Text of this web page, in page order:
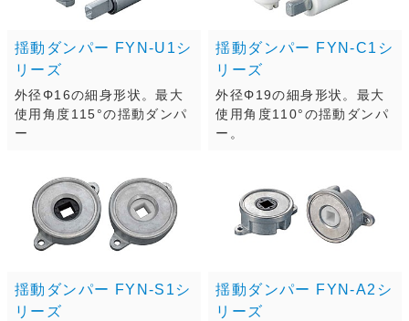
揺動ダンパー FYN-U1シ
リーズ
外径Φ16の細身形状。最大
使用角度115°の揺動ダンパ
ー
揺動ダンパー FYN-C1シ
リーズ
外径Φ19の細身形状。最大
使用角度110°の揺動ダンパ
ー。
揺動ダンパー FYN-S1シ
リーズ
揺動ダンパー FYN-A2シ
リーズ